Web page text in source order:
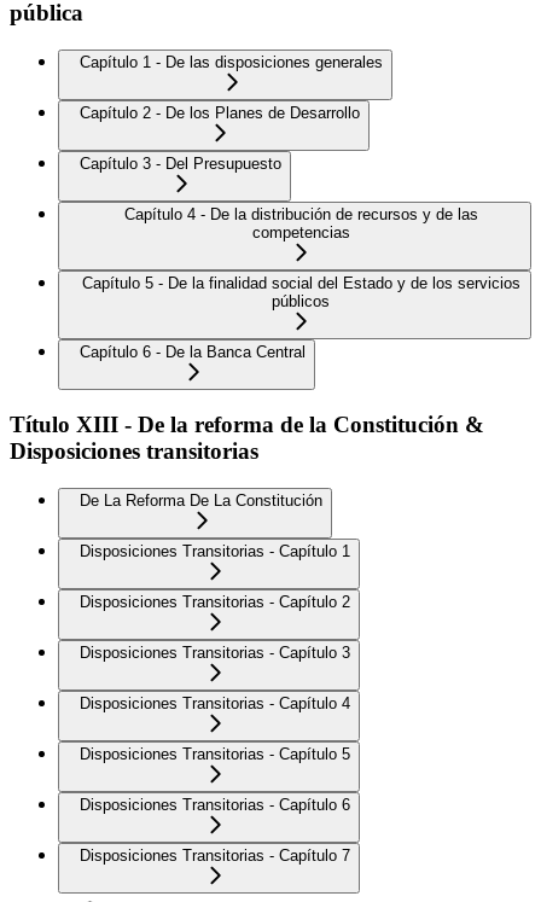
pública
Capítulo 1 - De las disposiciones generales
Capítulo 2 - De los Planes de Desarrollo
Capítulo 3 - Del Presupuesto
Capítulo 4 - De la distribución de recursos y de las
competencias
Capítulo 5 - De la finalidad social del Estado y de los servicios
públicos
Capítulo 6 - De la Banca Central
Título XIII - De la reforma de la Constitución &
Disposiciones transitorias
De La Reforma De La Constitución
Disposiciones Transitorias - Capítulo 1
Disposiciones Transitorias - Capítulo 2
Disposiciones Transitorias - Capítulo 3
Disposiciones Transitorias - Capítulo 4
Disposiciones Transitorias - Capítulo 5
Disposiciones Transitorias - Capítulo 6
Disposiciones Transitorias - Capítulo 7